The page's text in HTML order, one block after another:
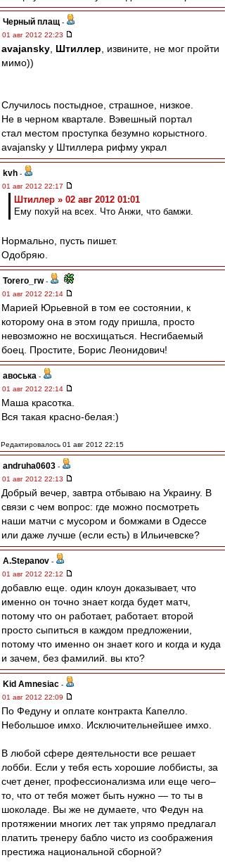
Черный плащ -
01 авг 2012 22:23
avajansky Штиллер , извините, не мог пройти
мимо))
Случилось постыдное, страшное, низкое.
Не в черном квартале. Вэвешный портал
стал местом проступка безумно корыстного.
avajansky у Штиллера рифму украл
kvh -
01 авг 2012 22:17
Штиллер » 02 авг 2012 01:01
Ему похуй на всех. Что Анжи, что бамжи.
Нормально, пусть пишет.
Одобряю.
Torero_rw-
01 авг 2012 22:14
Марией Юрьевной в том ее состоянии, к
которому она в этом году пришла, просто
невозможно не восхищаться. Несгибаемый
боец. Простите, Борис Леонидович!
авоська -
01 авг 2012 22:14
Маша красотка.
Вся такая красно-белая:)
Редактировалось 01 авг 2012 22:15
andruha0603 -
01 авг 2012 22:13
Добрый вечер, завтра отбываю на Украину. В
связи с чем вопрос: где можно посмотреть
наши матчи с мусором и бомжами в Одессе
или даже лучше (если есть) в Ильичевске?
A.Stepanov -
01 авг 2012 22:12
добавлю еще. один клоун доказывает, что
именно он точно знает когда будет матч,
потому что он работает, работает. второй
просто сыпиться в каждом предложении,
потому что именно он знает кого и когда и куда
и зачем, без фамилий. вы кто?
Kid Amnesiac -
01 авг 2012 22:09
По Федуну и оплате контракта Капелло.
Небольшое имхо. Исключительнейшее имхо.
В любой сфере деятельности все решает
лобби. Если у тебя есть хорошие лоббисты, за
счет денег, профессионализма или еще чего–
то, что от тебя может быть нужно — то ты в
шоколаде. Вы же не думаете, что Федун на
протяжении многих лет так упрямо предлагал
платить тренеру бабло чисто из соображения
престижа национальной сборной?